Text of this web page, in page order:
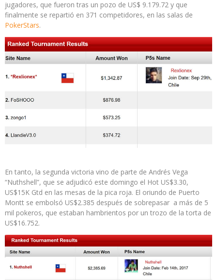
jugadores, que fueron tras un pozo de US$ 9.179.72 y que
finalmente se repartió en 371 competidores, en las salas de
PokerStars.
En tanto, la segunda victoria vino de parte de Andrés Vega
“Nuthshell”, que se adjudicó este domingo el Hot US$3.30,
US$15K Gtd en las mesas de la pica roja. El oriundo de Puerto
Montt se embolsó US$2.385 después de sobrepasar a más de 5
mil pokeros, que estaban hambrientos por un trozo de la torta de
US$16.752.